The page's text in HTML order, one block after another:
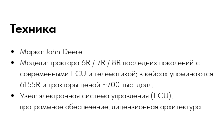
Техника
Марка: John Deere
Модели: трактора 6R / 7R / 8R последних поколений с
современными ECU и телематикой; в кейсах упоминаются
6155R и тракторы ценой ~700 тыс. долл.
Узел: электронная система управления (ECU),
программное обеспечение, лицензионная архитектура